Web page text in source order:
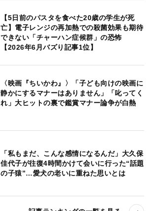
【5日前のパスタを食べた20歳の学生が死
亡】電子レンジの再加熱での殺菌効果も期待
できない「チャーハン症候群」の恐怖
【2026年6月バズり記事1位】
〈映画『ちいかわ』〉「子ども向けの映画に
静かにするマナーはありません」「叱ってく
れ」大ヒットの裏で鑑賞マナー論争が白熱
「私もまだ、こんな感情になるんだ」大久保
佳代子が往復4時間かけて会いに行った“話題
の子猿”…愛犬の老いに重ねた思いとは